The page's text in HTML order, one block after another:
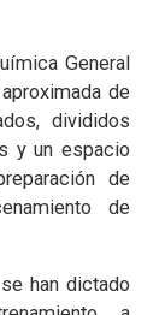
General
de
divididos
y un espacio
de
de
han dictado